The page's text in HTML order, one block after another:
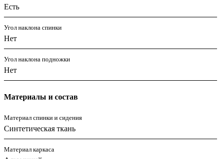
Есть
Угол наклона спинки
Нет
Угол наклона подножки
Нет
Материалы и состав
Материал спинки и сидения
Синтетическая ткань
Материал каркаса